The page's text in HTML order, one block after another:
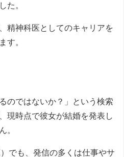
た。
精神科医としてのキャリアを
す。
のではないか？」という検索
現時点で彼女が結婚を発表し
。
でも、発信の多くは仕事やサ